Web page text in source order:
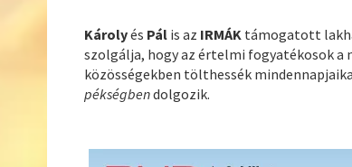
Károlyés Pál is az IRMÁK támogatott
szolgálja, hogy az értelmi fogyatékosok
közösségekben tölthessék
pékségbendolgozik.